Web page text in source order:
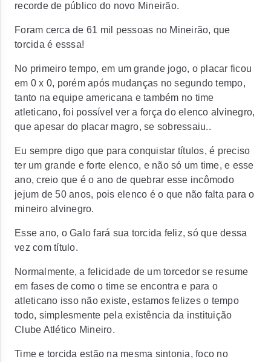
recorde de público do novo Mineirão.
Foram cerca de 61 mil pessoas no Mineirão, que
torcida é esssa!
No primeiro tempo, em um grande jogo, o placar ficou
em 0 x 0, porém após mudanças no segundo tempo,
tanto na equipe americana e também no time
atleticano, foi possível ver a força do elenco alvinegro,
que apesar do placar magro, se sobressaiu..
Eu sempre digo que para conquistar títulos, é preciso
ter um grande e forte elenco, e não só um time, e esse
ano, creio que é o ano de quebrar esse incômodo
jejum de 50 anos, pois elenco é o que não falta para o
mineiro alvinegro.
Esse ano, o Galo fará sua torcida feliz, só que dessa
vez com título.
Normalmente, a felicidade de um torcedor se resume
em fases de como o time se encontra e para o
atleticano isso não existe, estamos felizes o tempo
todo, simplesmente pela existência da instituição
Clube Atlético Mineiro.
Time e torcida estão na mesma sintonia, foco no